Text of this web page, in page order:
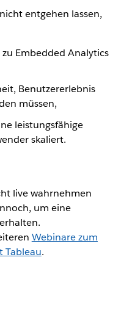
entgehen lassen,
Embedded Analytics
Benutzererlebnis
müssen,
leistungsfähige
skaliert.
live wahrnehmen
um eine
Webinare zum
Tableau.